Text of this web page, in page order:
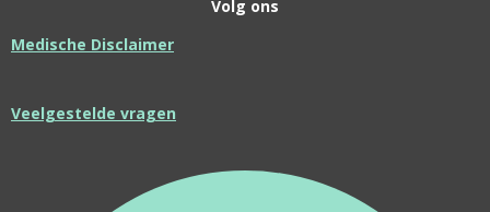
Volg ons
Medische Disclaimer
Veelgestelde vragen